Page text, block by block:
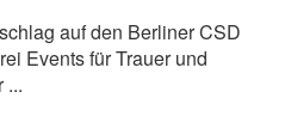
auf den Berliner CSD
Events für Trauer und
...